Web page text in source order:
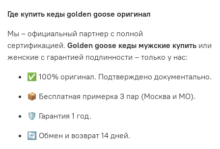
Где купить кеды golden goose оригинал
Мы – официальный партнер с полной
сертификацией. Golden goose кеды мужские купить или
женские с гарантией подлинности – только у нас:
✅ 100% оригинал. Подтверждено документально.
📦 Бесплатная примерка 3 пар (Москва и МО).
🛡️ Гарантия 1 год.
🔄 Обмен и возврат 14 дней.